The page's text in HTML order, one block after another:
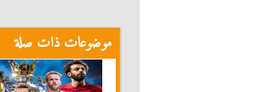
موضوعات ذات صلة